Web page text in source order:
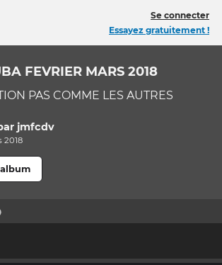
Se connecter
Essayez gratuitement !
FEVRIER MARS 2018
PAS COMME LES AUTRES
jmfcdv
2018